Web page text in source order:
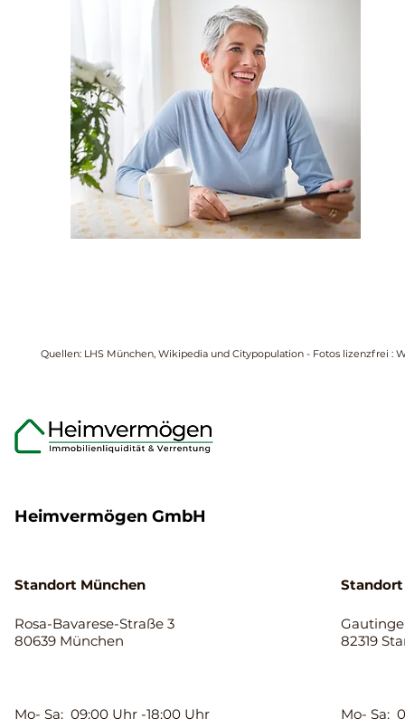
Quellen: LHS München, Wikipedia und Citypopulation - Fotos lizenzfrei :
Heimvermögen GmbH
Standort München
Rosa-Bavarese-Straße 3
80639 München
82319
Mo- Sa: 09:00 Uhr -18:00 Uhr
Mo- Sa: